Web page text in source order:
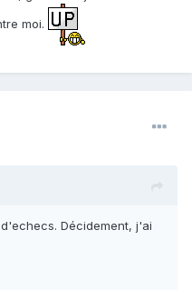
moi.
Décidement, j'ai